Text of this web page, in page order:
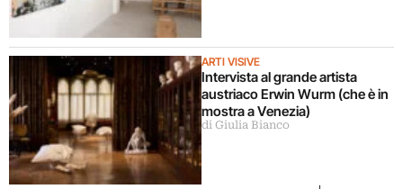
ARTI VISIVE
Intervista al grande artista
austriaco Erwin Wurm (che è in
mostra a Venezia)
di Giulia Bianco